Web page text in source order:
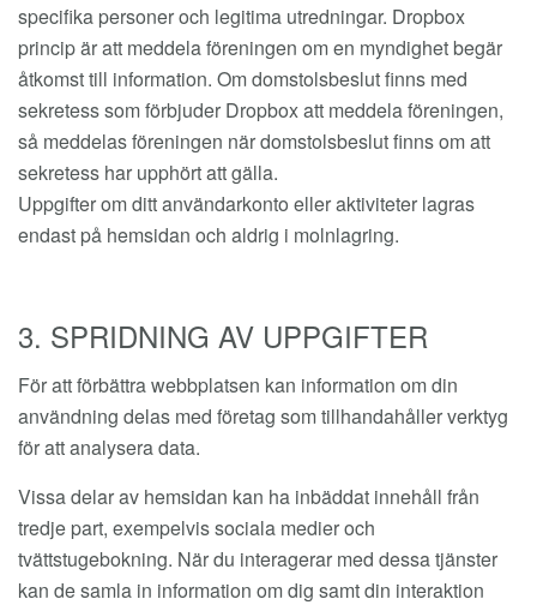
specifika personer och legitima utredningar. Dropbox
princip är att meddela föreningen om en myndighet begär
åtkomst till information. Om domstolsbeslut finns med
sekretess som förbjuder Dropbox att meddela föreningen,
så meddelas föreningen när domstolsbeslut finns om att
sekretess har upphört att gälla.
Uppgifter om ditt användarkonto eller aktiviteter lagras
endast på hemsidan och aldrig i molnlagring.
3. SPRIDNING AV UPPGIFTER
För att förbättra webbplatsen kan information om din
användning delas med företag som tillhandahåller verktyg
för att analysera data.
Vissa delar av hemsidan kan ha inbäddat innehåll från
tredje part, exempelvis sociala medier och
tvättstugebokning. När du interagerar med dessa tjänster
kan de samla in information om dig samt din interaktion